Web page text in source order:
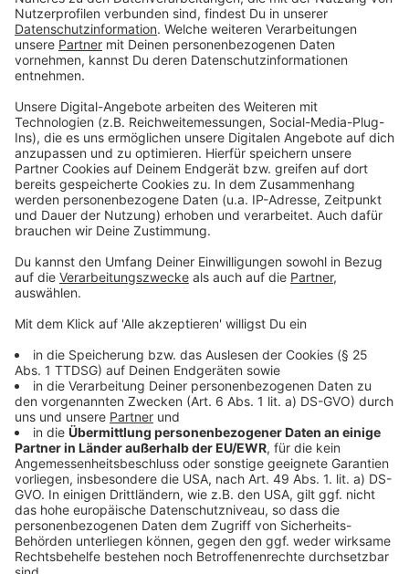
Auftritte bekannten Altenpfleger Rashid Hamid via
"Instagram". Hamid überreichte der als "Oma Lotti"
bekannten Seniorin in dem Clip ein EM-Trikot mit der
Nummer 93 - eine Torte mit einem Bild von Tah
verbarg sich schließlich in einem Karton.
Einige Stunden später wurde in der Sendung "RTL
Exclusiv" Aleksandar Pavlovic (FC Bayern München) als
dritter Spieler verraten. Im Laufe des Montagabends
war es dann "Dachdeckerin Chiara", die mit Manuel
Neuer die nächste Nominierung präsentierte.
Anzeige
Anzeige
Rätselraten über nächsten Nominierungen
Anzeige
Nachdem am Dienstagmittag (14. Mai) bislang acht
Spieler bekannt wurden, rätseln Fußballfans, wo und
wann weitere Namen auftauchen. Bis Nationaltrainer
Nagelsmann den offiziellen Kader bekannt gibt,
werden höchstwahrscheinlich noch weitere DFB-Stars